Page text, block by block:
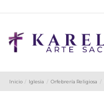
Inicio Iglesia Orfebrería Religiosa